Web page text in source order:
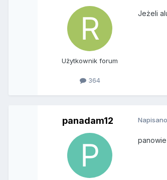
Użytkownik forum
364
Jeżeli
panadam12